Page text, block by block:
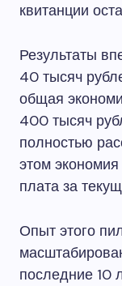
квитанции
Результаты
40 тысяч
общая
400 тысяч
полностью
этом
плата за
Опыт этого
последние 10